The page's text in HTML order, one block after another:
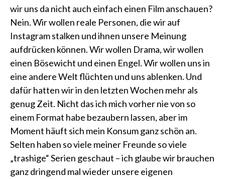
wir uns da nicht auch einfach einen Film anschauen?
Nein. Wir wollen reale Personen, die wir auf
Instagram stalken und ihnen unsere Meinung
aufdrücken können. Wir wollen Drama, wir wollen
einen Bösewicht und einen Engel. Wir wollen uns in
eine andere Welt flüchten und uns ablenken. Und
dafür hatten wir in den letzten Wochen mehr als
genug Zeit. Nicht das ich mich vorher nie von so
einem Format habe bezaubern lassen, aber im
Moment häuft sich mein Konsum ganz schön an.
Selten haben so viele meiner Freunde so viele
„trashige“ Serien geschaut – ich glaube wir brauchen
ganz dringend mal wieder unsere eigenen